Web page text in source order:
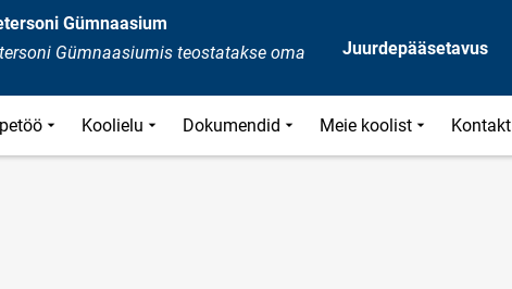
Gümnaasium
Gümnaasiumis teostatakse oma
Juurdepääsetavus
Koolielu Dokumendid Meie koolist Kontakt